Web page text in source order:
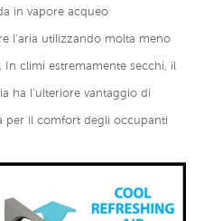
in vapore acqueo
l'aria utilizzando molta meno
climi estremamente secchi, il
ha l'ulteriore vantaggio di
per il comfort degli occupanti